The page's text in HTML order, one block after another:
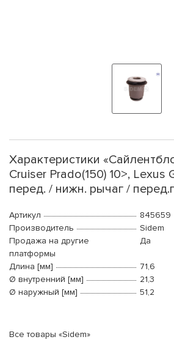
Характеристики
Cruiser Prado(150) 10>, Lexus
перед. / нижн. рычаг /
Артикул
845659
Производитель
Sidem
Продажа на другие
платформы
Да
Длина [мм]
71,6
Ø внутренний [мм]
21,3
Ø наружный [мм]
51,2
Все товары «Sidem»